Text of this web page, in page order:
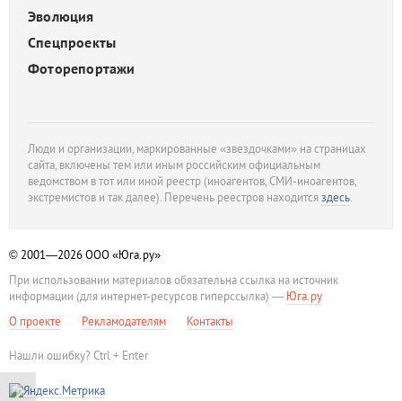
Эволюция
Спецпроекты
Фоторепортажи
Люди и организации, маркированные «звездочками» на страницах
сайта, включены тем или иным российским официальным
ведомством в тот или иной реестр (иноагентов, СМИ-иноагентов,
экстремистов и так далее). Перечень реестров находитсяздесь.
© 2001—2026ООО «Юга.ру»
При использовании материалов обязательна ссылка на источник
информации (для интернет-ресурсов гиперссылка) — Юга.ру
О проекте
Рекламодателям Контакты
Нашли ошибку? Ctrl + Enter